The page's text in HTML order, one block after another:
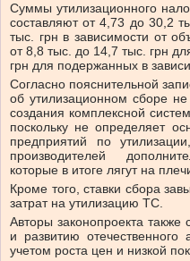
Суммы утилизационного
составляют от 4,73 до 30,2
тыс. грн в зависимости от
от 8,8 тыс. до 14,7 тыс. грн
грн для подержанных в
Согласно пояснительной
об утилизационном сборе не
создания комплексной
поскольку не определяет
предприятий по
производителей
которые в итоге лягут на
Кроме того, ставки сбора
затрат на утилизацию ТС.
Авторы законопроекта также
и развитию отечественного
учетом роста цен и низкой